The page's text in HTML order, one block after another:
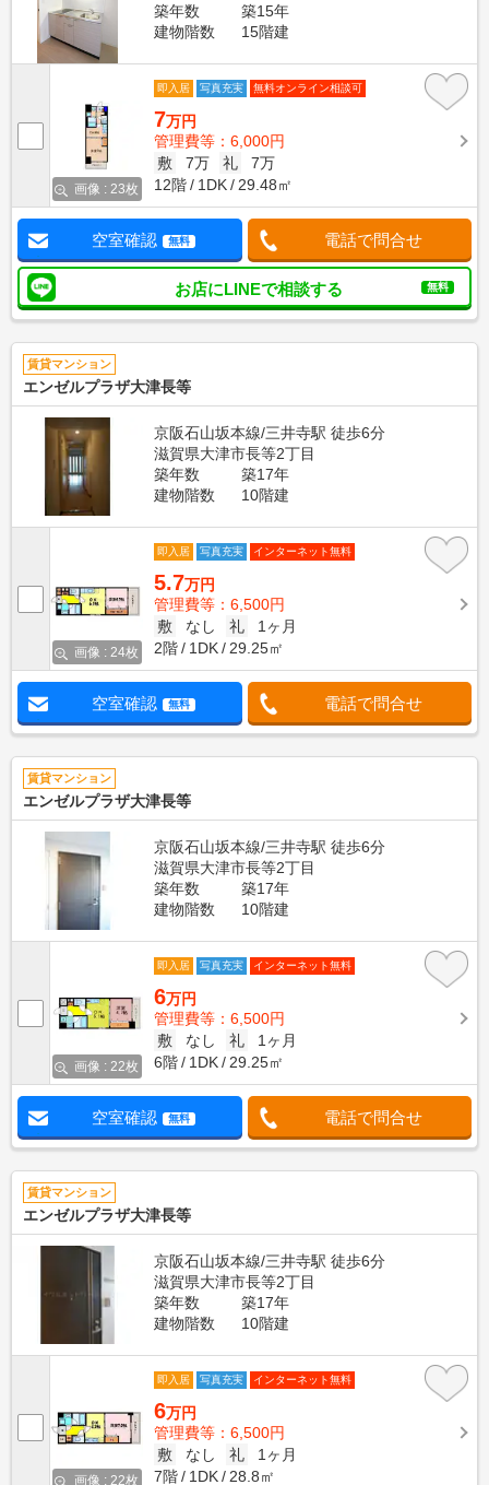
築年数
築15年
建物階数
15階建
画像 : 23枚
即入居 写真充実 無料オンライン相談可
7万円
管理費等：6,000円
敷
7万 礼
7万
12階
1DK 29.48㎡
空室確認 無料 電話で問合せ
お店にLINEで相談する 無料
賃貸マンション
エンゼルプラザ大津長等
京阪石山坂本線/三井寺駅 徒歩6分
滋賀県大津市長等2丁目
築年数
築17年
建物階数
10階建
画像 : 24枚
即入居 写真充実 インターネット無料
5.7万円
管理費等：6,500円
敷
なし 礼
1ヶ月
2階
1DK 29.25㎡
空室確認 無料 電話で問合せ
賃貸マンション
エンゼルプラザ大津長等
京阪石山坂本線/三井寺駅 徒歩6分
滋賀県大津市長等2丁目
築年数
築17年
建物階数
10階建
画像 : 22枚
即入居 写真充実 インターネット無料
6万円
管理費等：6,500円
敷
なし 礼
1ヶ月
6階
1DK 29.25㎡
空室確認 無料 電話で問合せ
賃貸マンション
エンゼルプラザ大津長等
京阪石山坂本線/三井寺駅 徒歩6分
滋賀県大津市長等2丁目
築年数
築17年
建物階数
10階建
画像 : 22枚
即入居 写真充実 インターネット無料
6万円
管理費等：6,500円
敷
なし 礼
1ヶ月
7階
1DK 28.8㎡